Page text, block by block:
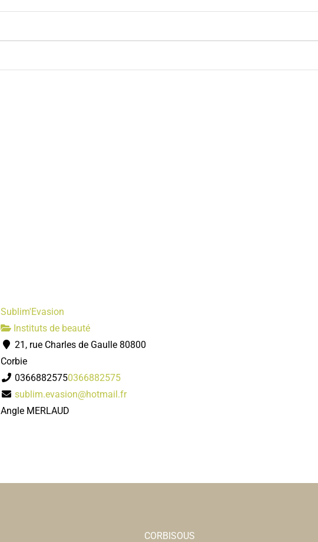
Sublim'Evasion
Instituts de beauté
21, rue Charles de Gaulle 80800
Corbie
03668825750366882575
sublim.evasion@hotmail.fr
Angle MERLAUD
CORBISOUS